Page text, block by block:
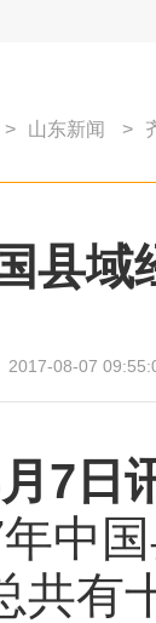
> 山东新闻 >
县域
2017-08-07
7日
中
共有